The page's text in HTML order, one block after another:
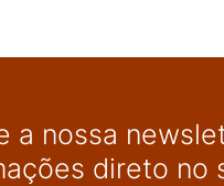
a nossa
direto no